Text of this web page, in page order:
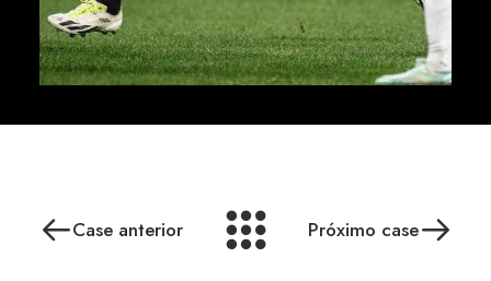
Case anterior Próximo case